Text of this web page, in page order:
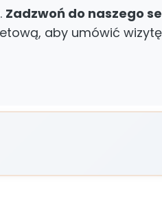
Zadzwoń do naszego
aby umówić